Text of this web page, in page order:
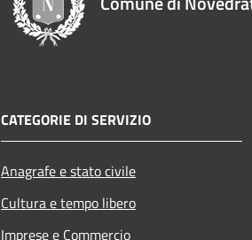
CATEGORIE DI SERVIZIO
Anagrafe e stato civile
Cultura e tempo libero
Imprese e Commercio